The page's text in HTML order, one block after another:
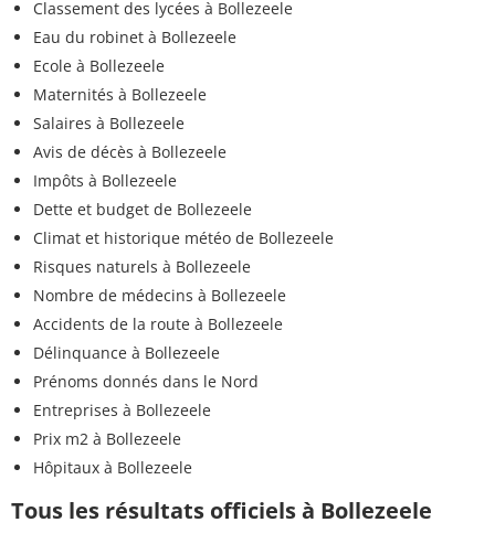
Classement des lycées à Bollezeele
Eau du robinet à Bollezeele
Ecole à Bollezeele
Maternités à Bollezeele
Salaires à Bollezeele
Avis de décès à Bollezeele
Impôts à Bollezeele
Dette et budget de Bollezeele
Climat et historique météo de Bollezeele
Risques naturels à Bollezeele
Nombre de médecins à Bollezeele
Accidents de la route à Bollezeele
Délinquance à Bollezeele
Prénoms donnés dans le Nord
Entreprises à Bollezeele
Prix m2 à Bollezeele
Hôpitaux à Bollezeele
Tous les résultats officiels à Bollezeele